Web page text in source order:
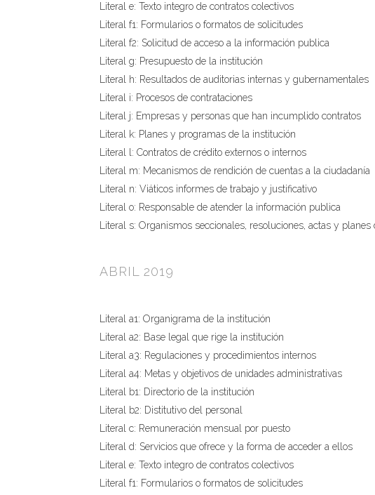
Literal e: Texto integro de contratos colectivos
Literal f1: Formularios o formatos de solicitudes
Literal f2: Solicitud de acceso a la información publica
Literal g: Presupuesto de la institución
Literal h: Resultados de auditorias internas y gubernamentales
Literal i: Procesos de contrataciones
Literal j: Empresas y personas que han incumplido contratos
Literal k: Planes y programas de la institución
Literal l: Contratos de crédito externos o internos
Literal m: Mecanismos de rendición de cuentas a la ciudadanía
Literal n: Viáticos informes de trabajo y justificativo
Literal o: Responsable de atender la información publica
Literal s: Organismos seccionales, resoluciones, actas y
ABRIL 2019
Literal a1: Organigrama de la institución
Literal a2: Base legal que rige la institución
Literal a3: Regulaciones y procedimientos internos
Literal a4: Metas y objetivos de unidades administrativas
Literal b1: Directorio de la institución
Literal b2: Distitutivo del personal
Literal c: Remuneración mensual por puesto
Literal d: Servicios que ofrece y la forma de acceder a ellos
Literal e: Texto integro de contratos colectivos
Literal f1: Formularios o formatos de solicitudes